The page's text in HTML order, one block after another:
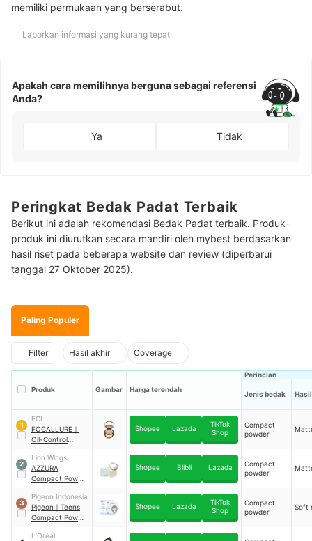
memiliki permukaan yang berserabut.
Laporkan informasi yang kurang tepat
Apakah cara memilihnya berguna sebagai referensi
Anda?
Ya Tidak
Peringkat Bedak Padat Terbaik
Berikut ini adalah rekomendasi Bedak Padat terbaik. Produk-
produk ini diurutkan secara mandiri oleh mybest berdasarkan
hasil riset pada beberapa website dan review (diperbarui
tanggal 27 Oktober 2025).
Paling Populer
Filter Hasil akhir Coverage
Produk Gambar Harga terendah
Perincian
Jenis bedak
1
FCL
Internasional
Indonesia
FOCALLURE ｜
Oil-Control
03 Wheat
Shopee Lazada
TikTok
Shop
Compact
powder
2
Lion Wings
AZZURA
Compact Powder
Natural
Shopee Blibli Lazada
Compact
powder
3
Pigeon Indonesia
Pigeon ｜ Teens
Compact Powder
Beige
Shopee Lazada
TikTok
Shop
Compact
powder
Soft
L’Oréal